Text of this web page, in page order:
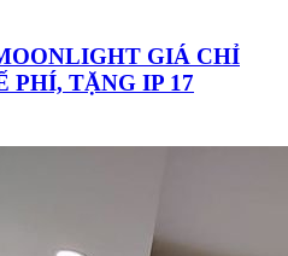
GIÁ CHỈ
PHÍ, TẶNG IP 17